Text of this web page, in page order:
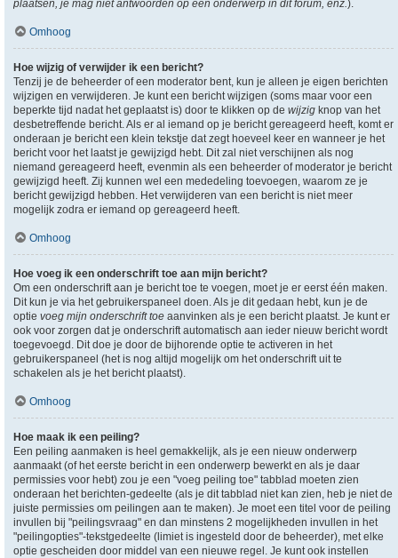
plaatsen, je mag niet antwoorden op een onderwerp in dit forum, enz.).
Omhoog
Hoe wijzig of verwijder ik een bericht?
Tenzij je de beheerder of een moderator bent, kun je alleen je eigen berichten
wijzigen en verwijderen. Je kunt een bericht wijzigen (soms maar voor een
beperkte tijd nadat het geplaatst is) door te klikken op de wijzig knop van het
desbetreffende bericht. Als er al iemand op je bericht gereageerd heeft, komt er
onderaan je bericht een klein tekstje dat zegt hoeveel keer en wanneer je het
bericht voor het laatst je gewijzigd hebt. Dit zal niet verschijnen als nog
niemand gereageerd heeft, evenmin als een beheerder of moderator je bericht
gewijzigd heeft. Zij kunnen wel een mededeling toevoegen, waarom ze je
bericht gewijzigd hebben. Het verwijderen van een bericht is niet meer
mogelijk zodra er iemand op gereageerd heeft.
Omhoog
Hoe voeg ik een onderschrift toe aan mijn bericht?
Om een onderschrift aan je bericht toe te voegen, moet je er eerst één maken.
Dit kun je via het gebruikerspaneel doen. Als je dit gedaan hebt, kun je de
optie voeg mijn onderschrift toe aanvinken als je een bericht plaatst. Je kunt er
ook voor zorgen dat je onderschrift automatisch aan ieder nieuw bericht wordt
toegevoegd. Dit doe je door de bijhorende optie te activeren in het
gebruikerspaneel (het is nog altijd mogelijk om het onderschrift uit te
schakelen als je het bericht plaatst).
Omhoog
Hoe maak ik een peiling?
Een peiling aanmaken is heel gemakkelijk, als je een nieuw onderwerp
aanmaakt (of het eerste bericht in een onderwerp bewerkt en als je daar
permissies voor hebt) zou je een "voeg peiling toe" tabblad moeten zien
onderaan het berichten-gedeelte (als je dit tabblad niet kan zien, heb je niet de
juiste permissies om peilingen aan te maken). Je moet een titel voor de peiling
invullen bij "peilingsvraag" en dan minstens 2 mogelijkheden invullen in het
"peilingopties"-tekstgedeelte (limiet is ingesteld door de beheerder), met elke
optie gescheiden door middel van een nieuwe regel. Je kunt ook instellen